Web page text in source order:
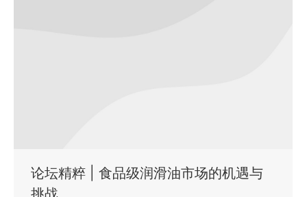
论坛精粹 | 食品级润滑油市场的机遇与
挑战